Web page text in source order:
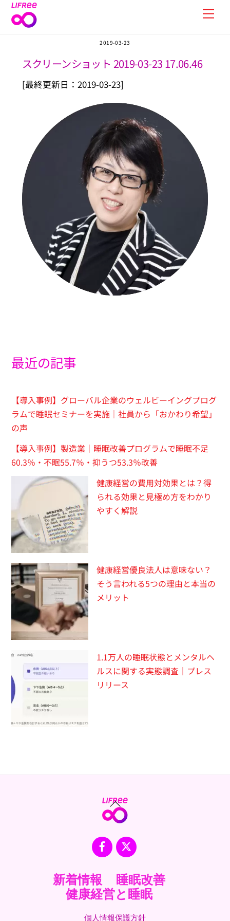
Skip
2019-03-23
スクリーンショット 2019-03-23 17.06.46
[最終更新日：2019-03-23]
最近の記事
【導入事例】グローバル企業のウェルビーイングプログ
ラムで睡眠セミナーを実施｜社員から「おかわり希望」
の声
【導入事例】製造業｜睡眠改善プログラムで睡眠不足
60.3％・不眠55.7％・抑うつ53.3％改善
健康経営の費用対効果とは？得
られる効果と見極め方をわかり
やすく解説
健康経営優良法人は意味ない？
そう言われる5つの理由と本当の
メリット
1.1万人の睡眠状態とメンタルヘ
ルスに関する実態調査｜プレス
リリース
Back
To
Facebook
X
新着情報
睡眠改善
健康経営と睡眠
個人情報保護方針